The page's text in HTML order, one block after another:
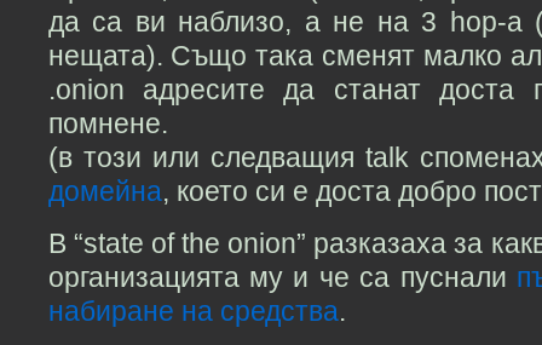
да са ви наблизо, а не на 3 hop-а
нещата). Също така сменят малко
.onion адресите да станат доста
помнене.
(в този или следващия talk
домейна, което си е доста добро
В “state of the onion” разказаха за
организацията му и че са пуснали
набиране на средства.